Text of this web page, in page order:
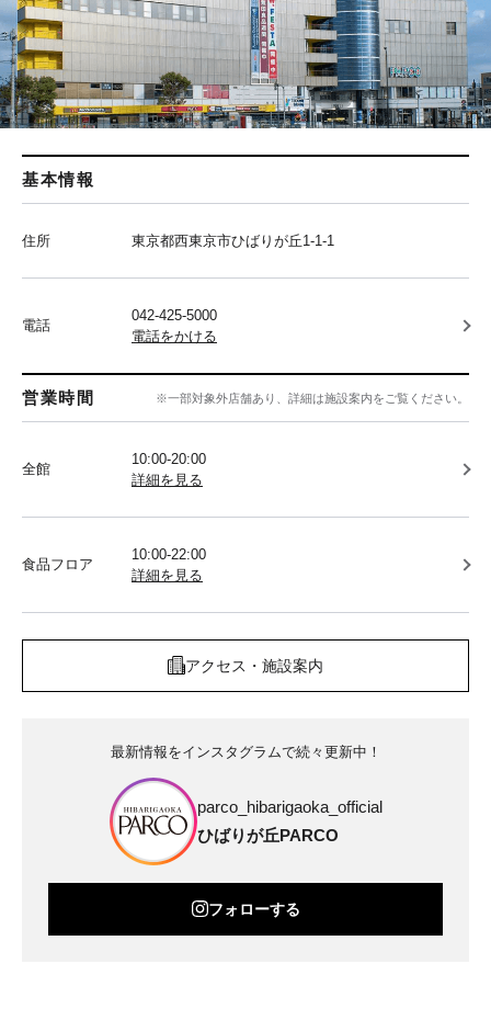
基本情報
住所 東京都西東京市ひばりが丘1-1-1
電話
042-425-5000
電話をかける
営業時間 ※一部対象外店舗あり、詳細は施設案内をご覧ください。
全館
10:00-20:00
詳細を見る
食品フロア
10:00-22:00
詳細を見る
アクセス・施設案内
最新情報をインスタグラムで続々更新中！
parco_hibarigaoka_official
ひばりが丘PARCO
フォローする